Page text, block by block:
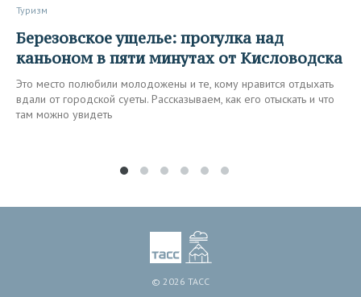
Туризм
Березовское ущелье: прогулка над
каньоном в пяти минутах от Кисловодска
Это место полюбили молодожены и те, кому нравится отдыхать
вдали от городской суеты. Рассказываем, как его отыскать и что
там можно увидеть
© 2026 ТАСС